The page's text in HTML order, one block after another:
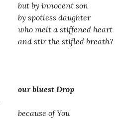
but by innocent son
by spotless daughter
who melt a stiffened heart
and stir the stifled breath?
our bluest Drop
because of You